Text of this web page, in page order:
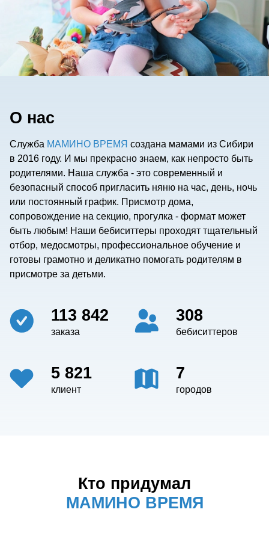
О нас
Служба МАМИНО ВРЕМЯ создана мамами из Сибири
в 2016 году. И мы прекрасно знаем, как непросто быть
родителями. Наша служба - это современный и
безопасный способ пригласить няню на час, день, ночь
или постоянный график. Присмотр дома,
сопровождение на секцию, прогулка - формат может
быть любым! Наши бебиситтеры проходят тщательный
отбор, медосмотры, профессиональное обучение и
готовы грамотно и деликатно помогать родителям в
присмотре за детьми.
113 842
заказа
308
бебиситтеров
5 821
клиент
7
городов
Кто придумал
МАМИНО ВРЕМЯ